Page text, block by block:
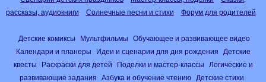
рассказы, аудиокниги
Солнечные песни и стихи Форум для родителей
Детские комиксы Мультфильмы
Обучающее и развивающее видео
Календари и планеры
Идеи и сценарии для дня рождения
Детские
квесты
Раскраски для детей Поделки и мастер-классы
Логические и
развивающие задания
Азбука и обучение чтению
Детские стихи